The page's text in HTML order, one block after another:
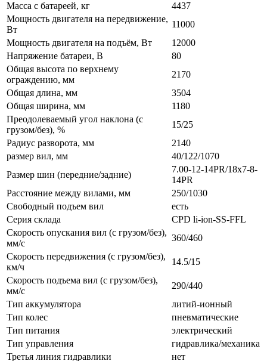
Масса с батареей, кг
4437
Мощность двигателя на передвижение,
Вт
11000
Мощность двигателя на подъём, Вт
12000
Напряжение батареи, B
80
Общая высота по верхнему
ограждению, мм
2170
Общая длина, мм
3504
Общая ширина, мм
1180
Преодолеваемый угол наклона (с
грузом/без), %
15/25
Радиус разворота, мм
2140
размер вил, мм
40/122/1070
Размер шин (передние/задние)
7.00-12-14PR/18x7-8-
14PR
Расстояние между вилами, мм
250/1030
Свободный подъем вил
есть
Серия склада
CPD li-ion-SS-FFL
Скорость опускания вил (с грузом/без),
мм/с
360/460
Скорость передвижения (с грузом/без),
км/ч
14.5/15
Скорость подъема вил (с грузом/без),
мм/с
290/440
Тип аккумулятора
литий-ионный
Тип колес
пневматические
Тип питания
электрический
Тип управления
гидравлика/механика
Третья линия гидравлики
нет